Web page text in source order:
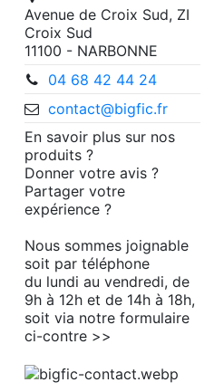
Avenue de Croix Sud, ZI
Croix Sud
11100 - NARBONNE
04 68 42 44 24
contact@bigfic.fr
En savoir plus sur nos
produits ?
Donner votre avis ?
Partager votre
expérience ?
Nous sommes joignable
soit par téléphone
du lundi au vendredi, de
9h à 12h et de 14h à 18h,
soit via notre formulaire
ci-contre >>